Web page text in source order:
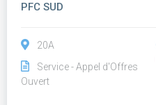
PFC SUD
20A
Service - Appel d'Offres
Ouvert